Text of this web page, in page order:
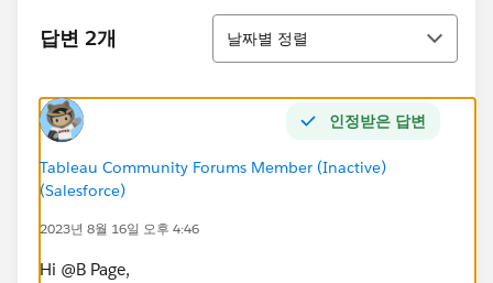
답변 2개
정렬
날짜별 정렬
인정받은 답변
Tableau Community Forums Member (Inactive)
(Salesforce)
2023년 8월 16일 오후 4:46
Hi @B Page​,